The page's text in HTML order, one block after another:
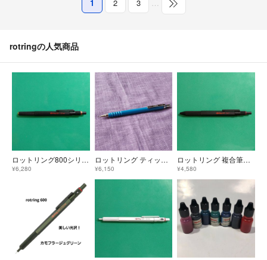
1 2 3 …
rotringの人気商品
ロットリング800シリーズ シャープペンシル 0.5mm ブラック
¥6,280
ロットリング ティッキー Tikky special 0.5mm シャーペン 青
¥6,150
ロットリング 複合筆記具 ロットリング600 3in1 ブラック
¥4,580